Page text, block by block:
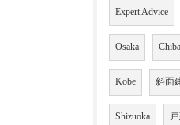
Expert Advice
Osaka
Kobe 斜面
Shizuoka